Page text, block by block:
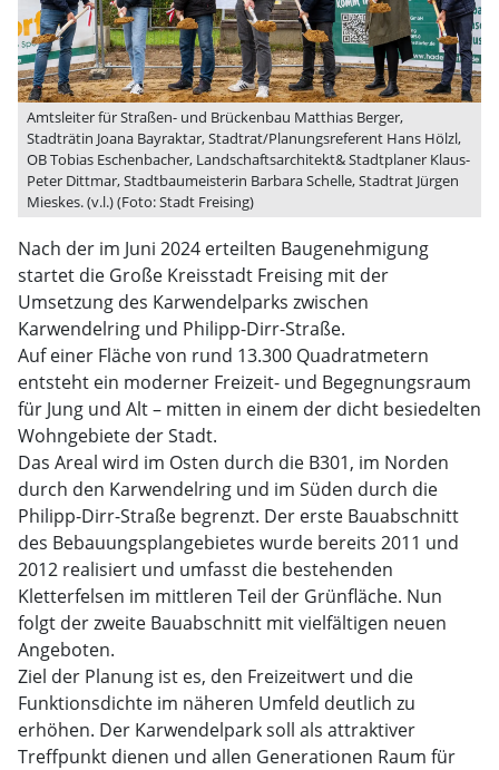
Amtsleiter für Straßen- und Brückenbau Matthias Berger,
Stadträtin Joana Bayraktar, Stadtrat/Planungsreferent Hans Hölzl,
OB Tobias Eschenbacher, Landschaftsarchitekt& Stadtplaner Klaus-
Peter Dittmar, Stadtbaumeisterin Barbara Schelle, Stadtrat Jürgen
Mieskes. (v.l.) (Foto: Stadt Freising)
Nach der im Juni 2024 erteilten Baugenehmigung
startet die Große Kreisstadt Freising mit der
Umsetzung des Karwendelparks zwischen
Karwendelring und Philipp-Dirr-Straße.
Auf einer Fläche von rund 13.300 Quadratmetern
entsteht ein moderner Freizeit- und Begegnungsraum
für Jung und Alt – mitten in einem der dicht besiedelten
Wohngebiete der Stadt.
Das Areal wird im Osten durch die B301, im Norden
durch den Karwendelring und im Süden durch die
Philipp-Dirr-Straße begrenzt. Der erste Bauabschnitt
des Bebauungsplangebietes wurde bereits 2011 und
2012 realisiert und umfasst die bestehenden
Kletterfelsen im mittleren Teil der Grünfläche. Nun
folgt der zweite Bauabschnitt mit vielfältigen neuen
Angeboten.
Ziel der Planung ist es, den Freizeitwert und die
Funktionsdichte im näheren Umfeld deutlich zu
erhöhen. Der Karwendelpark soll als attraktiver
Treffpunkt dienen und allen Generationen Raum für